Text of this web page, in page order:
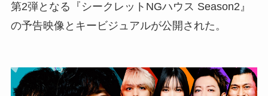
第2弾となる『シークレットNGハウス Season2』
の予告映像とキービジュアルが公開された。